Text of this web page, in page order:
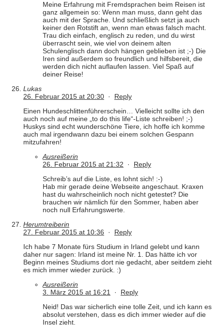
Meine Erfahrung mit Fremdsprachen beim Reisen ist
ganz allgemein so: Wenn man muss, dann geht das
auch mit der Sprache. Und schließlich setzt ja auch
keiner den Rotstift an, wenn man etwas falsch macht.
Trau dich einfach, englisch zu reden, und du wirst
überrascht sein, wie viel von deinem alten
Schulenglisch dann doch hängen geblieben ist ;-) Die
Iren sind außerdem so freundlich und hilfsbereit, die
werden dich nicht auflaufen lassen. Viel Spaß auf
deiner Reise!
Lukas
26. Februar 2015 at 20:30 · Reply
Einen Hundeschlittenführerschein… Vielleicht sollte ich den
auch noch auf meine „to do this life“-Liste schreiben! ;-)
Huskys sind echt wunderschöne Tiere, ich hoffe ich komme
auch mal irgendwann dazu bei einem solchen Gespann
mitzufahren!
Ausreißerin
26. Februar 2015 at 21:32 · Reply
Schreib’s auf die Liste, es lohnt sich! :-)
Hab mir gerade deine Webseite angeschaut. Kraxen
hast du wahrscheinlich noch nicht getestet? Die
brauchen wir nämlich für den Sommer, haben aber
noch null Erfahrungswerte.
Herumtreiberin
27. Februar 2015 at 10:36 · Reply
Ich habe 7 Monate fürs Studium in Irland gelebt und kann
daher nur sagen: Irland ist meine Nr. 1. Das hätte ich vor
Beginn meines Studiums dort nie gedacht, aber seitdem zieht
es mich immer wieder zurück. :)
Ausreißerin
3. März 2015 at 16:21 · Reply
Neid! Das war sicherlich eine tolle Zeit, und ich kann es
absolut verstehen, dass es dich immer wieder auf die
Insel zieht.